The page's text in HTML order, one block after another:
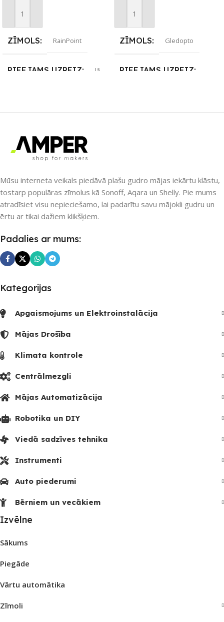
Pievienot Grozam
ZĪMOLS RainPoint
PIEEJAMS UZREIZ Jā
SKAITS
Pievienot Grozam
ZĪMOLS Gledopto
PIEEJAMS UZREIZ
Mūsu interneta veikals piedāvā plašu gudro mājas iekārtu klāstu,
tostarp populāras zīmolus kā Sonoff, Aqara un Shelly. Pie mums
atradīsiet visu nepieciešamo, lai padarītu savu mājokli gudru un
ērtu ar tikai dažiem klikšķiem.
Padalies ar mums:
Kategorijas
Apgaismojums un Elektroinstalācija
Mājas Drošība
Klimata kontrole
Centrālmezgli
Mājas Automatizācija
Robotika un DIY
Viedā sadzīves tehnika
Instrumenti
Auto piederumi
Bērniem un vecākiem
Izvēlne
Sākums
Piegāde
Vārtu automātika
Zīmoli